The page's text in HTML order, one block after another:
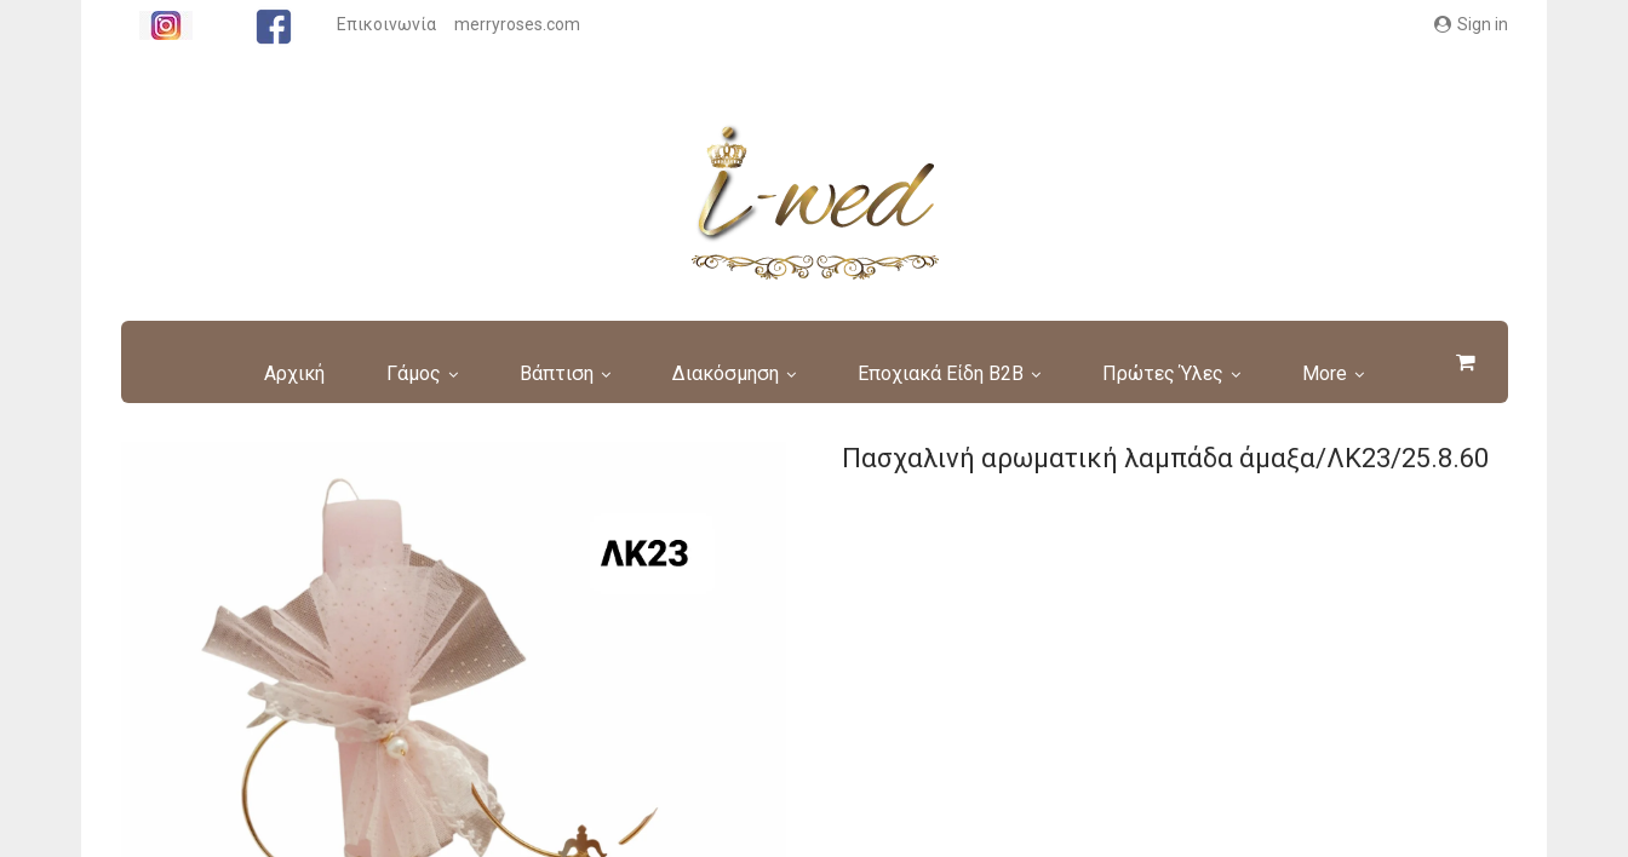
Sign in
Επικοινωνία merryroses.com
Αρχική Γάμος Βάπτιση Διακόσμηση Εποχιακά Είδη B2B Πρώτες Ύλες More
Πασχαλινή αρωματική λαμπάδα άμαξα/ΛΚ23/25.8.60